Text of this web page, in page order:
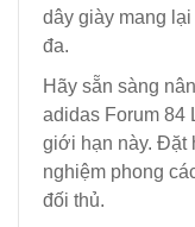
dây giày mang
đa.
Hãy sẵn sàng
adidas Forum 84
giới hạn này. Đặt
nghiệm phong
đối thủ.